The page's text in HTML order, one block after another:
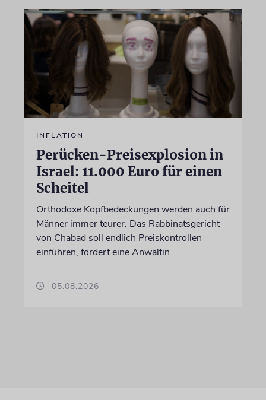
INFLATION
Perücken-Preisexplosion in
Israel: 11.000 Euro für einen
Scheitel
Orthodoxe Kopfbedeckungen werden auch für
Männer immer teurer. Das Rabbinatsgericht
von Chabad soll endlich Preiskontrollen
einführen, fordert eine Anwältin
05.08.2026